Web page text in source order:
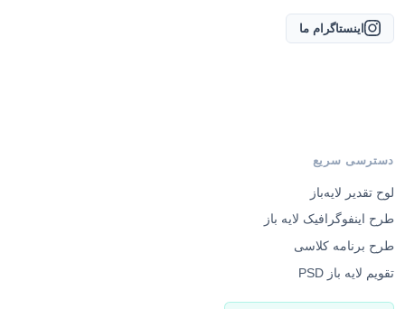
اینستاگرام ما
دسترسی سریع
لوح تقدیر لایه‌باز
طرح اینفوگرافیک لایه باز
طرح برنامه کلاسی
تقویم لایه باز PSD